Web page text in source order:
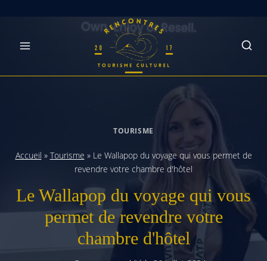
TOURISME
Accueil » Tourisme » Le Wallapop du voyage qui vous permet de
revendre votre chambre d'hôtel
Le Wallapop du voyage qui vous
permet de revendre votre
chambre d'hôtel